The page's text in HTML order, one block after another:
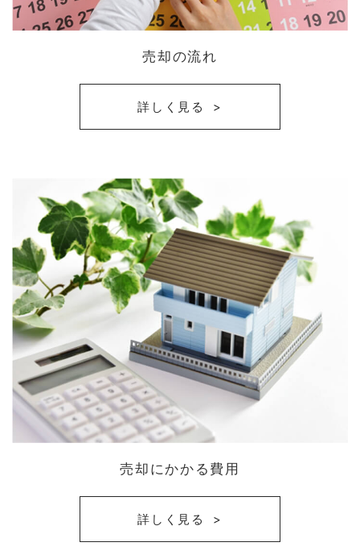
売却の流れ
詳しく見る
売却にかかる費用
詳しく見る